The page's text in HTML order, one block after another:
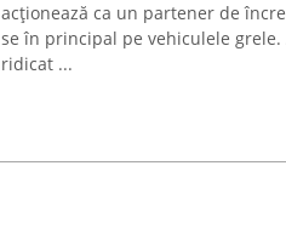
acționează ca un partener de
se în principal pe vehiculele
ridicat ...